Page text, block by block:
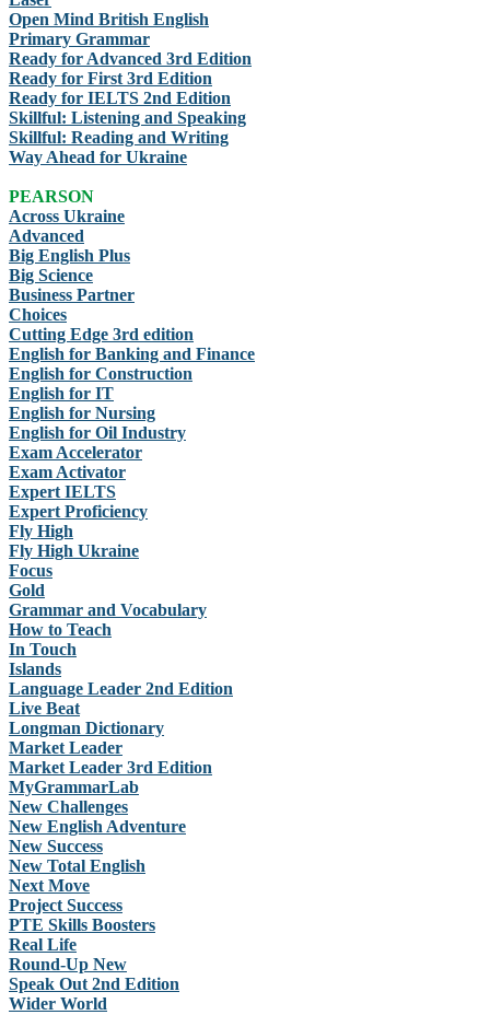
Open Mind British English
Primary Grammar
Ready for Advanced 3rd Edition
Ready for First 3rd Edition
Ready for IELTS 2nd Edition
Skillful: Listening and Speaking
Skillful: Reading and Writing
Way Ahead for Ukraine
PEARSON
Across Ukraine
Advanced
Big English Plus
Big Science
Business Partner
Choices
Cutting Edge 3rd edition
English for Banking and Finance
English for Construction
English for IT
English for Nursing
English for Oil Industry
Exam Accelerator
Exam Activator
Expert IELTS
Expert Proficiency
Fly High
Fly High Ukraine
Focus
Gold
Grammar and Vocabulary
How to Teach
In Touch
Islands
Language Leader 2nd Edition
Live Beat
Longman Dictionary
Market Leader
Market Leader 3rd Edition
MyGrammarLab
New Challenges
New English Adventure
New Success
New Total English
Next Move
Project Success
PTE Skills Boosters
Real Life
Round-Up New
Speak Out 2nd Edition
Wider World